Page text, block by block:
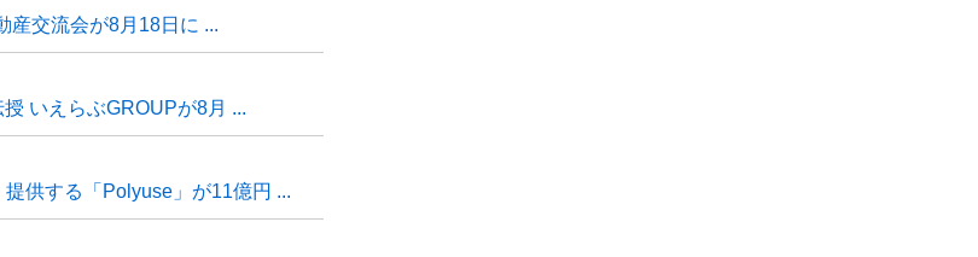
産交流会が8月18日に ...
いえらぶGROUPが8月 ...
供する「Polyuse」が11億円 ...